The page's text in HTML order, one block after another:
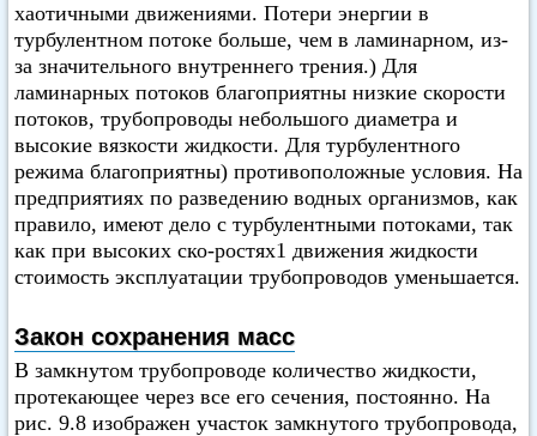
хаотичными движениями. Потери энергии в
турбулентном потоке больше, чем в ламинарном, из-
за значительного внутреннего трения.) Для
ламинарных потоков благоприятны низкие скорости
потоков, трубопроводы небольшого диаметра и
высокие вязкости жидкости. Для турбулентного
режима благоприятны) противоположные условия. На
предприятиях по разведению водных организмов, как
правило, имеют дело с турбулентными потоками, так
как при высоких ско-ростях1 движения жидкости
стоимость эксплуатации трубопроводов уменьшается.
Закон сохранения масс
В замкнутом трубопроводе количество жидкости,
протекающее через все его сечения, постоянно. На
рис. 9.8 изображен участок замкнутого трубопровода,